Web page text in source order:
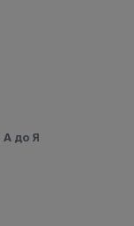
А до Я